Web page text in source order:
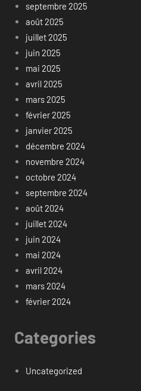
septembre 2025
août 2025
juillet 2025
juin 2025
mai 2025
avril 2025
mars 2025
février 2025
janvier 2025
décembre 2024
novembre 2024
octobre 2024
septembre 2024
août 2024
juillet 2024
juin 2024
mai 2024
avril 2024
mars 2024
février 2024
Categories
Uncategorized